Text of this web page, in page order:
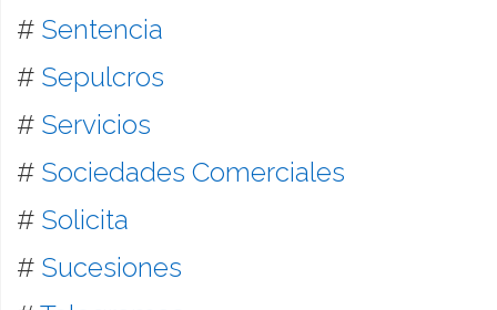
# Sentencia
# Sepulcros
# Servicios
# Sociedades Comerciales
# Solicita
# Sucesiones